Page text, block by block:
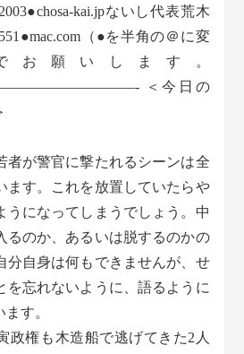
kai.jpないし代表荒木
（●を半角の＠に変
お願いします。
＜今日の
が警官に撃たれるシーンは全
ます。これを放置していたらや
うになってしまうでしょう。中
るのか、あるいは脱するのかの
分自身は何もできませんが、せ
を忘れないように、語るように
す。
権も木造船で逃げてきた2人